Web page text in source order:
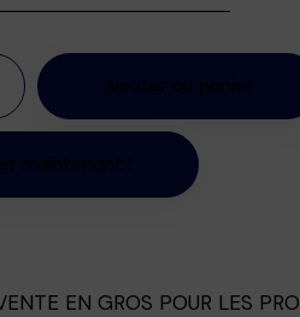
Ajouter au panier
maintenant !
EN GROS POUR LES PRO